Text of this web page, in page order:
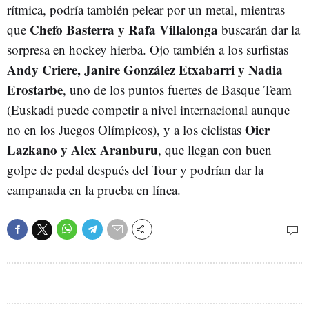
rítmica, podría también pelear por un metal, mientras
que Chefo Basterra y Rafa Villalonga buscarán dar la
sorpresa en hockey hierba. Ojo también a los surfistas
Andy Criere, Janire González Etxabarri y Nadia
Erostarbe, uno de los puntos fuertes de Basque Team
(Euskadi puede competir a nivel internacional aunque
no en los Juegos Olímpicos), y a los ciclistas Oier
Lazkano y Alex Aranburu, que llegan con buen
golpe de pedal después del Tour y podrían dar la
campanada en la prueba en línea.